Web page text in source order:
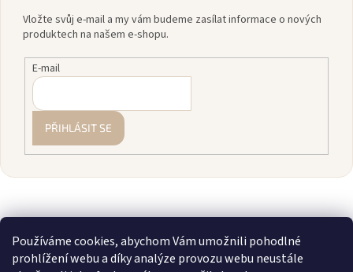
Používáme cookies, abychom Vám umožnili pohodlné
prohlížení webu a díky analýze provozu webu neustále
Vložte svůj e-mail a my vám budeme zasílat informace o nových
produktech na našem e-shopu.
E-mail
PŘIHLÁSIT SE